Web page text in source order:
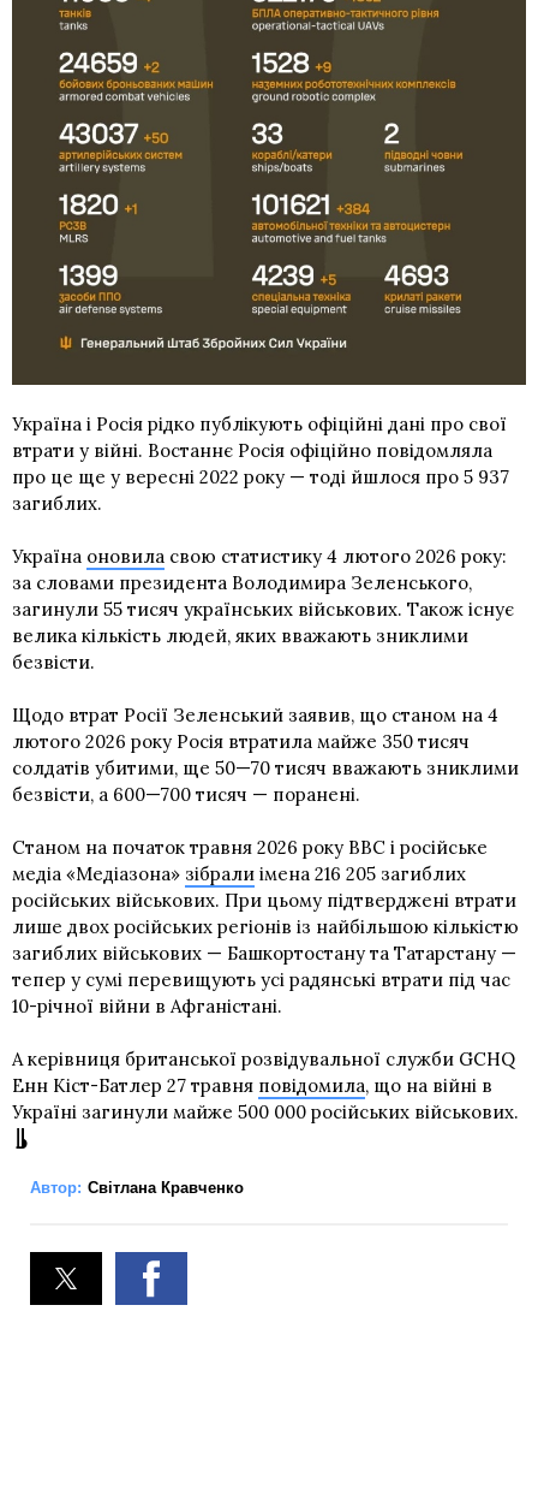
Україна і Росія рідко публікують офіційні дані про свої
втрати у війні. Востаннє Росія офіційно повідомляла
про це ще у вересні 2022 року — тоді йшлося про 5 937
загиблих.
Україна оновила свою статистику 4 лютого 2026 року:
за словами президента Володимира Зеленського,
загинули 55 тисяч українських військових. Також існує
велика кількість людей, яких вважають зниклими
безвісти.
Щодо втрат Росії Зеленський заявив, що станом на 4
лютого 2026 року Росія втратила майже 350 тисяч
солдатів убитими, ще 50—70 тисяч вважають зниклими
безвісти, а 600—700 тисяч — поранені.
Станом на початок травня 2026 року BBC і російське
медіа «Медіазона» зібрали імена 216 205 загиблих
російських військових. При цьому підтверджені втрати
лише двох російських регіонів із найбільшою кількістю
загиблих військових — Башкортостану та Татарстану —
тепер у сумі перевищують усі радянські втрати під час
10-річної війни в Афганістані.
А керівниця британської розвідувальної служби GCHQ
Енн Кіст-Батлер 27 травня повідомила, що на війні в
Україні загинули майже 500 000 російських військових.
Автор: Світлана Кравченко